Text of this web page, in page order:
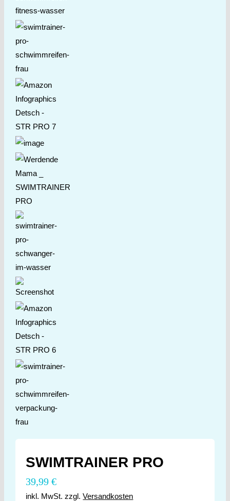
SWIMTRAINER PRO
39,99€
inkl. MwSt. zzgl.Versandkosten